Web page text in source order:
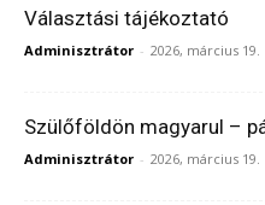
Választási tájékoztató
Adminisztrátor - 2026, március 19.
Szülőföldön magyarul –
Adminisztrátor - 2026, március 19.